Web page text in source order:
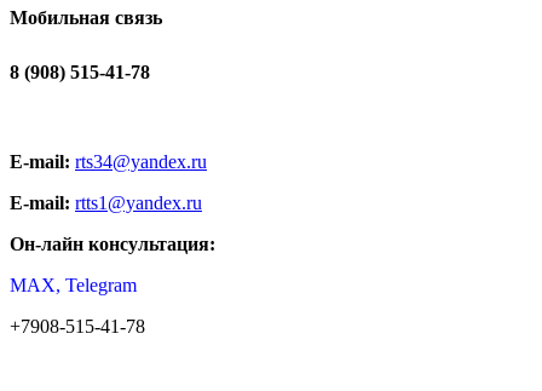
Мобильная связь
8 (908) 515-41-78
E-mail: rts34@yandex.ru
E-mail: rtts1@yandex.ru
Он-лайн консультация:
MAX, Telegram
+7908-515-41-78